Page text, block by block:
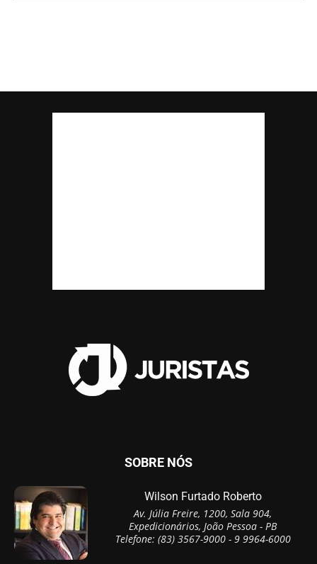
SOBRE NÓS
Wilson Furtado Roberto
Av. Júlia Freire, 1200, Sala 904,
Expedicionários, João Pessoa - PB
Telefone: (83) 3567-9000 - 9 9964-6000